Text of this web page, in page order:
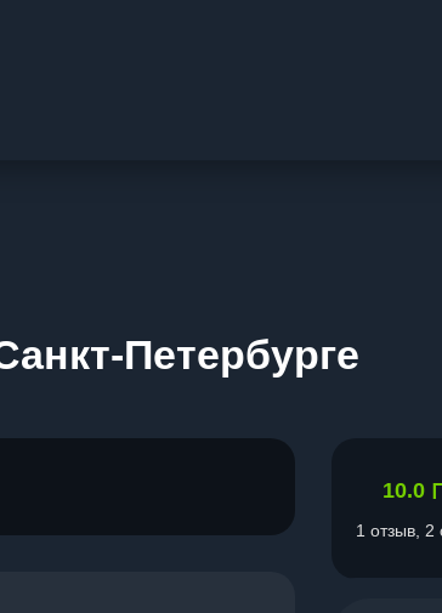
Петербурге
10.0
1 отзыв, 2